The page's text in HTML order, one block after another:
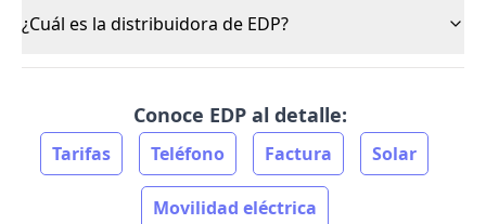
¿Cuál es la distribuidora de EDP?
Conoce EDP al detalle:
Tarifas Teléfono Factura Solar
Movilidad eléctrica